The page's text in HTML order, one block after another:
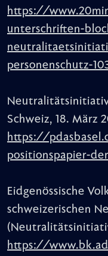
https://
unterschriften-
personenschutz-
Schweiz, 18. März
https://
positionspapier-
Eidgenössische
schweizerischen
https://